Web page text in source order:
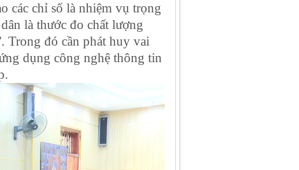
các chỉ số là nhiệm vụ trọng
là thước đo chất lượng
Trong đó cần phát huy vai
dụng công nghệ thông tin